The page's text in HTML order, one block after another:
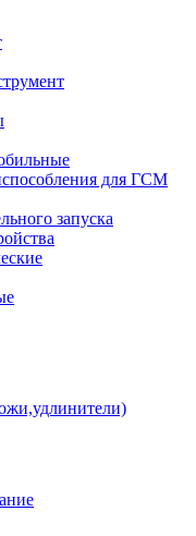
для ГСМ
запуска